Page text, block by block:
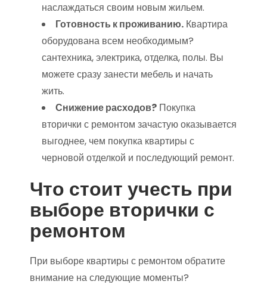
наслаждаться своим новым жильем.
Готовность к проживанию. Квартира
оборудована всем необходимым?
сантехника, электрика, отделка, полы. Вы
можете сразу занести мебель и начать
жить.
Снижение расходов? Покупка
вторички с ремонтом зачастую оказывается
выгоднее, чем покупка квартиры с
черновой отделкой и последующий ремонт.
Что стоит учесть при
выборе вторички с
ремонтом
При выборе квартиры с ремонтом обратите
внимание на следующие моменты?